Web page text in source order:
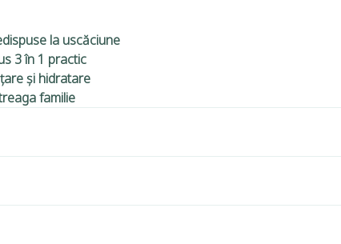
la uscăciune
3 în 1 practic
și hidratare
familie